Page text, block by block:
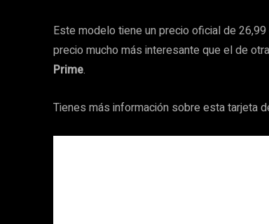
Este modelo tiene un precio oficial de 26,99
precio mucho más interesante que el de
Prime.
Tienes más información sobre esta tarjeta